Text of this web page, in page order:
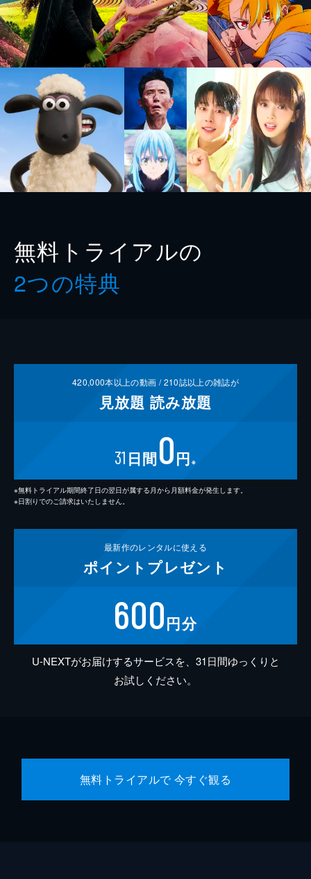
無料トライアルの
2つの特典
420,000本以上の動画 /210誌以上の雑誌が
見放題 読み放題
31 日間0円 ※
※無料トライアル期間終了日の翌日が属する月から月額料金が発生します。
※日割りでのご請求はいたしません。
最新作のレンタルに使える
ポイント プレゼント
600円分
U-NEXTがお届けするサービスを、31日間ゆっくりと
お試しください。
無料トライアルで 今すぐ観る